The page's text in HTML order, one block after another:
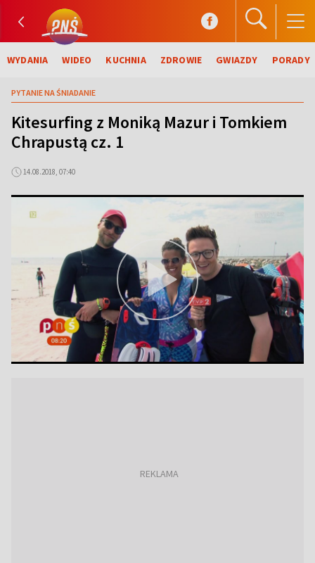
WYDANIA WIDEO KUCHNIA ZDROWIE GWIAZDY PORADY
PYTANIE NA ŚNIADANIE
Kitesurfing z Moniką Mazur i Tomkiem
Chrapustą cz. 1
14.08.2018, 07:40